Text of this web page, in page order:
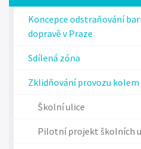
Koncepce odstraňování
dopravě v Praze
Sdílená zóna
Zklidňování provozu kolem
Školní ulice
Pilotní projekt školních